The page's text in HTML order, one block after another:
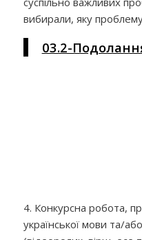
вибирали, яку
03.2-
4. Конкурсна робота,
української мови та/